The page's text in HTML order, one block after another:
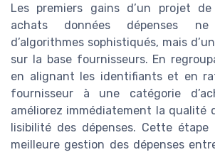
Les premiers gains d’un projet
achats données dépenses
d’algorithmes sophistiqués, mais
sur la base fournisseurs. En
en alignant les identifiants et en
fournisseur à une catégorie
améliorez immédiatement la qualité
lisibilité des dépenses. Cette
meilleure gestion des dépenses